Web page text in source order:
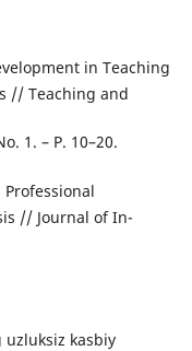
in Teaching
// Teaching and
1. – P. 10–20.
// Journal of In-
uzluksiz kasbiy